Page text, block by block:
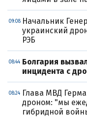
09:08 Начальник
украинский
РЭБ
08:44 Болгария
инцидента с
08:24 Глава МВД
дроном: "мы
гибридной